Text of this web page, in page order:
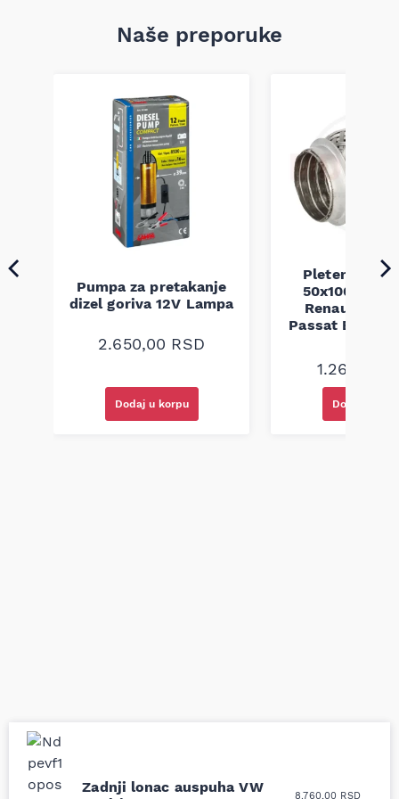
Naše preporuke
Pumpa za pretakanje
dizel goriva 12V Lampa
2.650,00 RSD
Dodaj u korpu
Pletenica
50x100 Audi
Renault
Passat B5
1.260,00
Dodaj u
Zadnji lonac auspuha VW
8.760,00 RSD
Uporedila sam sve
Odlična usluga i